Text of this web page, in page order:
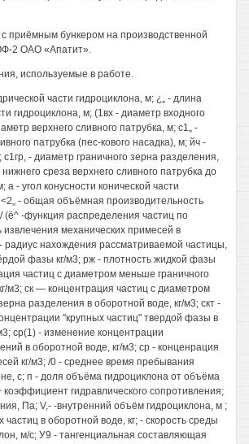
с приёмным бункером на производственной
2 ОАО «Апатит».
используемые в работе.
части гидроциклона, м; ¿„ - длина
гидроциклона, м; (1вх - диаметр входного
верхнего сливного патрубка, м; с1„ -
патрубка (пес-кового насадка), м; йч -
- диаметр граничного зерна разделения,
среза верхнего сливного патрубка до
а - угол конусности конической части
<2„ - общая объёмная производительность
(ё^ -функция распределения частиц по
извлечения механических примесей в
радиус нахождения рассматриваемой частицы,
фазы кг/м3; рж - плотность жидкой фазы
частиц с диаметром меньше граничного
м3; ск — концентрация частиц с диаметром
разделения в оборотной воде, кг/м3; скт -
"крупных частиц" твердой фазы в
ср(1) - изменение концентрации
в оборотной воде, кг/м3; ср - конценрация
кг/м3; /0 - среднее время пребывания
с; п - доля объёма гидроциклона от объёма
гидравлического сопротивления;
Па; V,- -внутренний объём гидроциклона, м ;
в оборотной воде, кг; - скорость среды
м/с; У9 - тангенциальная составляющая